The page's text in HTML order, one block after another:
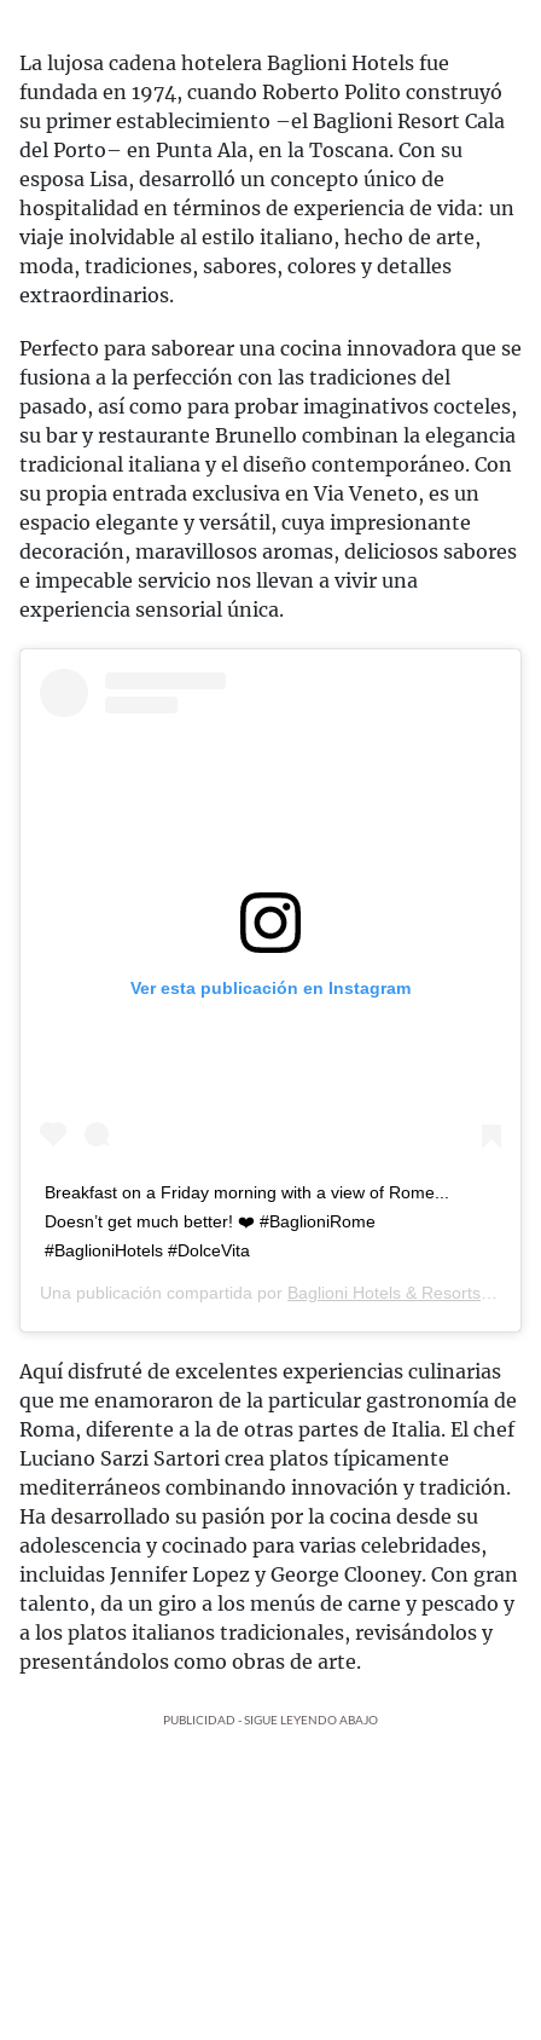
La lujosa cadena hotelera Baglioni Hotels fue
fundada en 1974, cuando Roberto Polito construyó
su primer establecimiento –el Baglioni Resort Cala
del Porto– en Punta Ala, en la Toscana. Con su
esposa Lisa, desarrolló un concepto único de
hospitalidad en términos de experiencia de vida: un
viaje inolvidable al estilo italiano, hecho de arte,
moda, tradiciones, sabores, colores y detalles
extraordinarios.
Perfecto para saborear una cocina innovadora que se
fusiona a la perfección con las tradiciones del
pasado, así como para probar imaginativos cocteles,
su bar y restaurante Brunello combinan la elegancia
tradicional italiana y el diseño contemporáneo. Con
su propia entrada exclusiva en Via Veneto, es un
espacio elegante y versátil, cuya impresionante
decoración, maravillosos aromas, deliciosos sabores
e impecable servicio nos llevan a vivir una
experiencia sensorial única.
Ver esta publicación en Instagram
Breakfast on a Friday morning with a view of Rome...
Doesn’t get much better! ❤️ #BaglioniRome
#BaglioniHotels #DolceVita
Una publicación compartida por Baglioni Hotels & Resorts
Aquí disfruté de excelentes experiencias culinarias
que me enamoraron de la particular gastronomía de
Roma, diferente a la de otras partes de Italia. El chef
Luciano Sarzi Sartori crea platos típicamente
mediterráneos combinando innovación y tradición.
Ha desarrollado su pasión por la cocina desde su
adolescencia y cocinado para varias celebridades,
incluidas Jennifer Lopez y George Clooney. Con gran
talento, da un giro a los menús de carne y pescado y
a los platos italianos tradicionales, revisándolos y
presentándolos como obras de arte.
PUBLICIDAD - SIGUE LEYENDO ABAJO